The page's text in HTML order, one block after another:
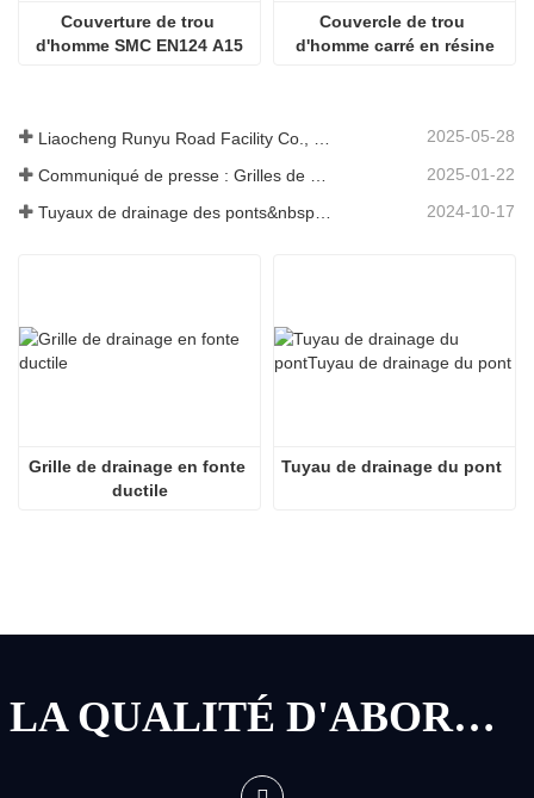
Couverture de trou
d'homme SMC EN124 A15
Couvercle de trou
d'homme carré en résine
2025-05-28
2025-01-22
Tuyaux de drainage des ponts&nbsp;: garantir une gestion efficace de l’eau dans les infrastructures modernes 2024-10-17
Grille de drainage en fonte
ductile
Tuyau de drainage du pont
LA QUALITÉ D'ABORD, LE SERVICE D'ABORD